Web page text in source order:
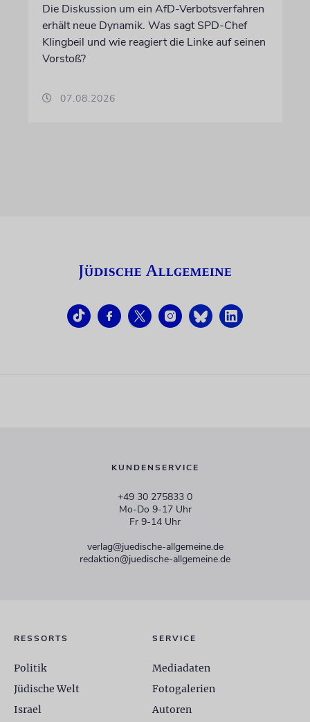
Die Diskussion um ein AfD-Verbotsverfahren
erhält neue Dynamik. Was sagt SPD-Chef
Klingbeil und wie reagiert die Linke auf seinen
Vorstoß?
07.08.2026
KUNDENSERVICE
+49 30 275833 0
Mo-Do 9-17 Uhr
Fr 9-14 Uhr
verlag@juedische-allgemeine.de
redaktion@juedische-allgemeine.de
RESSORTS
Politik
Jüdische Welt
Israel
SERVICE
Mediadaten
Fotogalerien
Autoren